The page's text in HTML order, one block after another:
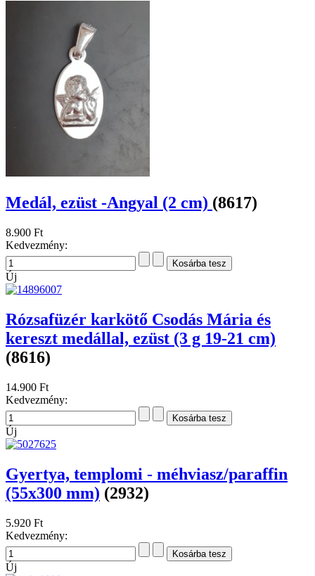
Medál, ezüst -Angyal (2 cm) (8617)
8.900 Ft
Kedvezmény:
Új
Rózsafüzér karkötő Csodás Mária és
kereszt medállal, ezüst (3 g 19-21 cm)
(8616)
14.900 Ft
Kedvezmény:
Új
Gyertya, templomi - méhviasz/paraffin
(55x300 mm) (2932)
5.920 Ft
Kedvezmény:
Új